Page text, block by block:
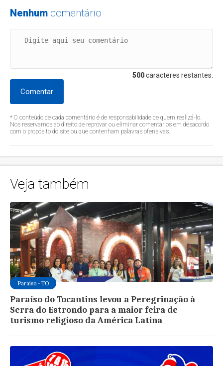
Nenhum comentário
500caracteres restantes.
Comentar
* O conteúdo de cada comentário é de responsabilidade de quem realizá-lo.
Nos reservamos ao direito de reprovar ou eliminar comentários em desacordo
com o propósito do site ou que contenham palavras ofensivas.
Veja também
Paraíso - TO
Paraíso do Tocantins levou a Peregrinação à
Serra do Estrondo para a maior feira de
turismo religioso da América Latina